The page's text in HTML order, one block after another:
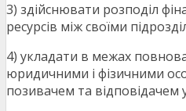
3) здійснювати розподіл
ресурсів між своїми
4) укладати в межах
юридичними і фізичними
позивачем та відповідачем у